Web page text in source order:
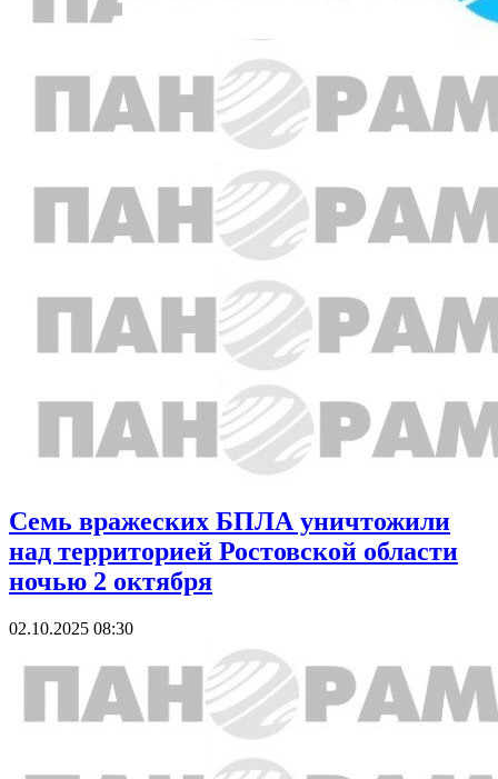
Семь вражеских БПЛА уничтожили
над территорией Ростовской области
ночью 2 октября
02.10.2025 08:30